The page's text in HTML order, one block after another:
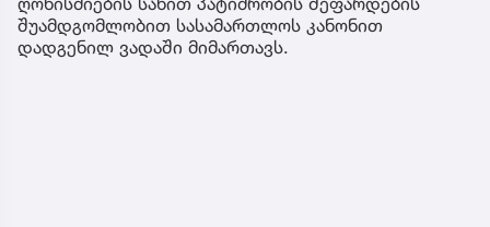
შუამდგომლობით სასამართლოს კანონით
დადგენილ ვადაში მიმართავს.